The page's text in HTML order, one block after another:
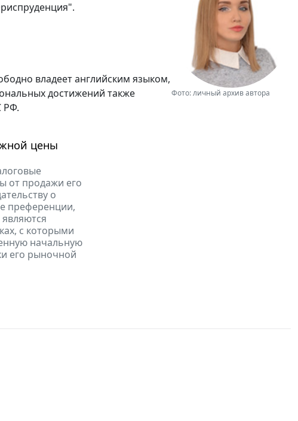
Фото: личный архив автора
владеет английским языком,
достижений также
РФ.
цены
от продажи его
о
преференции,
с которыми
начальную
его рыночной